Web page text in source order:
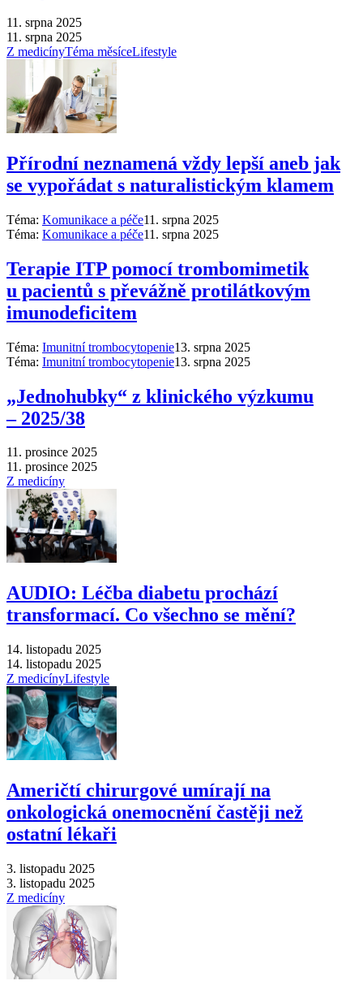
11. srpna 2025
11. srpna 2025
Z medicínyTéma měsíceLifestyle
Přírodní neznamená vždy lepší aneb jak
se vypořádat s naturalistickým klamem
Téma: Komunikace a péče11. srpna 2025
Téma: Komunikace a péče11. srpna 2025
Terapie ITP pomocí trombomimetik
u pacientů s převážně protilátkovým
imunodeficitem
Téma: Imunitní trombocytopenie13. srpna 2025
Téma: Imunitní trombocytopenie13. srpna 2025
„Jednohubky“ z klinického výzkumu
–⁠ 2025/38
11. prosince 2025
11. prosince 2025
Z medicíny
AUDIO: Léčba diabetu prochází
transformací. Co všechno se mění?
14. listopadu 2025
14. listopadu 2025
Z medicínyLifestyle
Američtí chirurgové umírají na
onkologická onemocnění častěji než
ostatní lékaři
3. listopadu 2025
3. listopadu 2025
Z medicíny